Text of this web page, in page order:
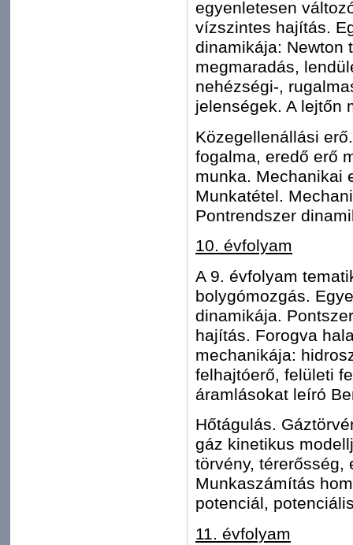
egyenletesen
vízszintes hajítás.
dinamikája: Newton
megmaradás,
nehézségi-,
jelenségek. A lejtőn
Közegellenállási
fogalma, eredő erő
munka. Mechanikai
Munkatétel.
Pontrendszer
10. évfolyam
A 9. évfolyam
bolygómozgás.
dinamikája.
hajítás. Forogva
mechanikája:
felhajtóerő, felületi
áramlásokat leíró
Hőtágulás.
gáz kinetikus
törvény, térerősség,
Munkaszámítás
potenciál,
11. évfolyam